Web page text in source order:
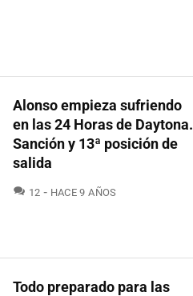
Alonso empieza sufriendo
en las 24 Horas de Daytona.
Sanción y 13ª posición de
salida
12 COMENTARIOS
HACE 9 AÑOS
Todo preparado para las